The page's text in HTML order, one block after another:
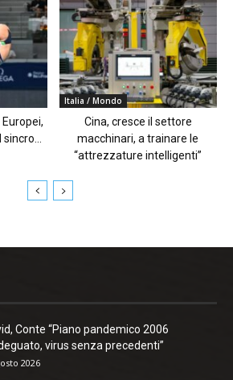
Italia / Mondo
Cina, cresce il settore
macchinari, a trainare le
“attrezzature intelligenti”
Conte “Piano pandemico 2006
virus senza precedenti”
2026